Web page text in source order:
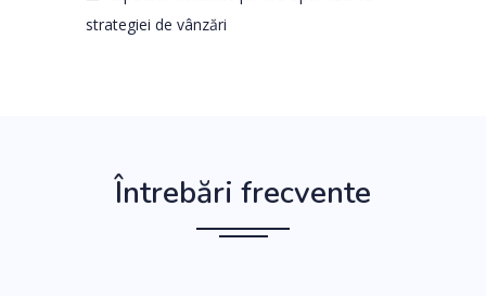
strategiei de vânzări
Întrebări frecvente